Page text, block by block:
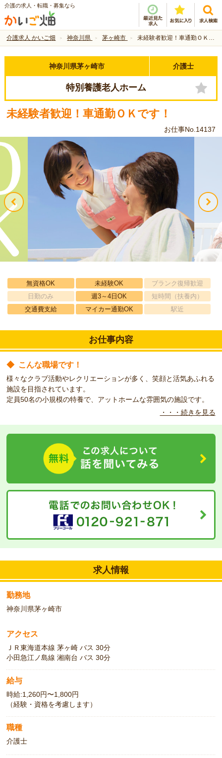
介護の求人・転職・募集なら
介護求人 かいご畑 神奈川県 茅ヶ崎市 未経験者歓迎！車通勤ＯＫです！
神奈川県茅ヶ崎市 介護士
特別養護老人ホーム
未経験者歓迎！車通勤ＯＫです！
お仕事No.14137
無資格OK 未経験OK
ブランク復帰歓迎
日勤のみ
週3～4日OK
短時間（扶養内）
交通費支給
マイカー通勤OK 駅近
お仕事内容
◆ こんな職場です！
様々なクラブ活動やレクリエーションが多く、笑顔と活気あふれる
施設を目指されています。
定員50名の小規模の特養で、アットホームな雰囲気の施設です。
未経験者大歓迎です。
・・・続きを見る
求人情報
勤務地
神奈川県茅ヶ崎市
アクセス
ＪＲ東海道本線 茅ヶ崎 バス 30分
小田急江ノ島線 湘南台 バス 30分
給与
時給:1,260円〜1,800円
（経験・資格を考慮します）
職種
介護士